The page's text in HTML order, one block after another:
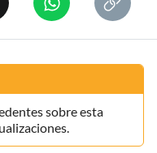
sobre esta